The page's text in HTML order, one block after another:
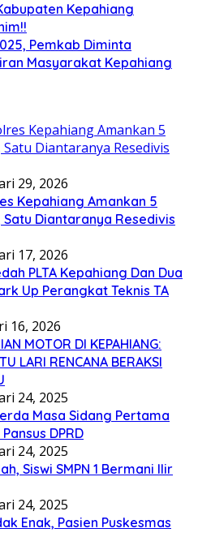
Kepahiang
Pemkab Diminta
Masyarakat Kepahiang
29, 2026
Kepahiang Amankan 5
Diantaranya Resedivis
17, 2026
PLTA Kepahiang Dan Dua
Up Perangkat Teknis TA
16, 2026
MOTOR DI KEPAHIANG:
LARI RENCANA BERAKSI
24, 2025
Masa Sidang Pertama
DPRD
24, 2025
Siswi SMPN 1 Bermani Ilir
24, 2025
Enak, Pasien Puskesmas